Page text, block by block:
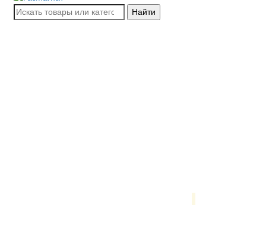
Найти